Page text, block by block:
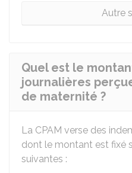
Autre
Quel est le
journalières
de maternité ?
La CPAM verse des
dont le montant est fixé
suivantes :